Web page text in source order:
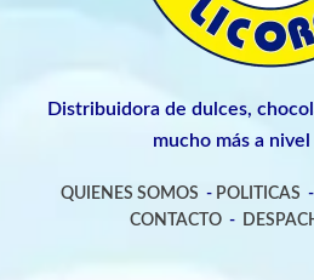
Distribuidora de dulces,
mucho más a
QUIENES SOMOS - POLITICAS -
CONTACTO-